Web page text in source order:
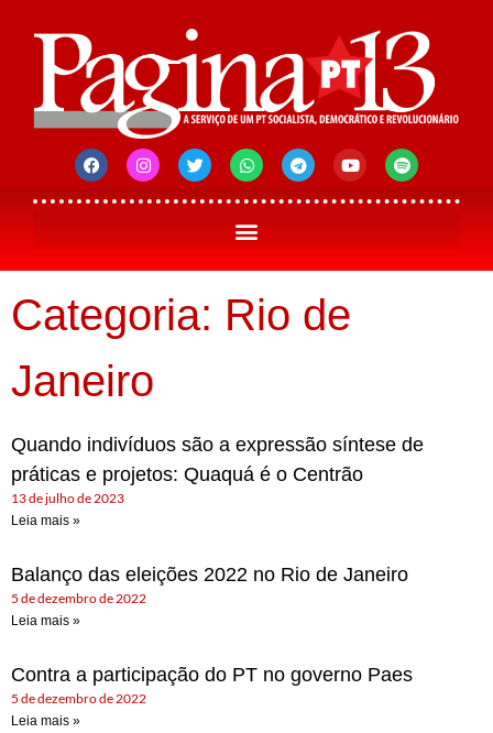
Categoria: Rio de
Janeiro
Quando indivíduos são a expressão síntese de
práticas e projetos: Quaquá é o Centrão
13 de julho de 2023
Leia mais »
Balanço das eleições 2022 no Rio de Janeiro
5 de dezembro de 2022
Leia mais »
Contra a participação do PT no governo Paes
5 de dezembro de 2022
Leia mais »